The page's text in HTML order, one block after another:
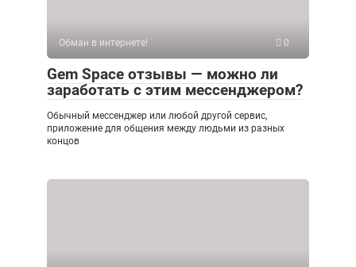
Обман в интернете! 0
Gem Space отзывы — можно ли
заработать с этим мессенджером?
Обычный мессенджер или любой другой сервис,
приложение для общения между людьми из разных
концов